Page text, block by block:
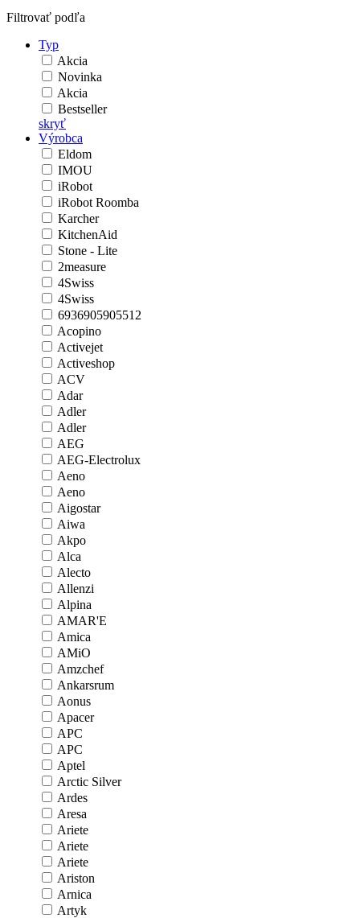
Filtrovať podľa
Typ
Akcia
Novinka
Akcia
Bestseller
skryť
Výrobca
Eldom
IMOU
iRobot
iRobot Roomba
Karcher
KitchenAid
Stone - Lite
2measure
4Swiss
4Swiss
6936905905512
Acopino
Activejet
Activeshop
ACV
Adar
Adler
Adler
AEG
AEG-Electrolux
Aeno
Aeno
Aigostar
Aiwa
Akpo
Alca
Alecto
Allenzi
Alpina
AMAR'E
Amica
AMiO
Amzchef
Ankarsrum
Aonus
Apacer
APC
APC
Aptel
Arctic Silver
Ardes
Aresa
Ariete
Ariete
Ariete
Ariston
Arnica
Artyk